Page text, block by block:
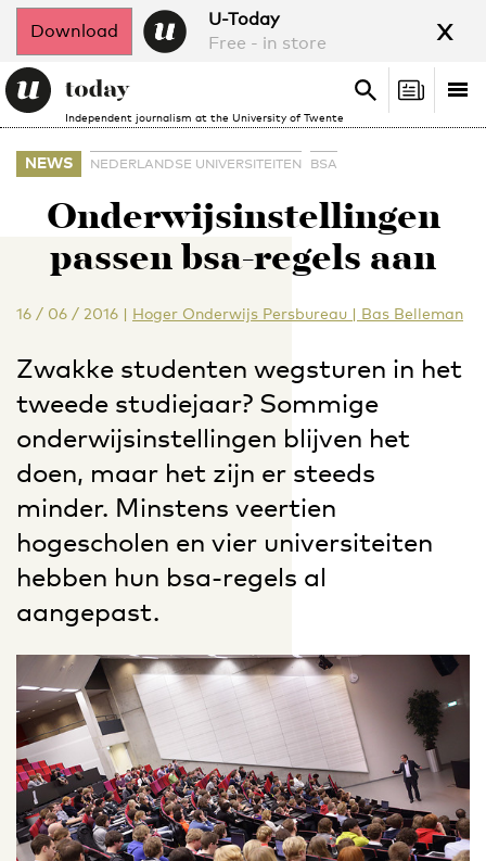
Download
U-Today
Free - in store
x
Independent journalism at the University of Twente
Search
Search
NEWS NEDERLANDSE UNIVERSITEITEN BSA
Onderwijsinstellingen
passen bsa-regels aan
16 / 06 / 2016 | Hoger Onderwijs Persbureau | Bas Belleman
Zwakke studenten wegsturen in het
tweede studiejaar? Sommige
onderwijsinstellingen blijven het
doen, maar het zijn er steeds
minder. Minstens veertien
hogescholen en vier universiteiten
hebben hun bsa-regels al
aangepast.